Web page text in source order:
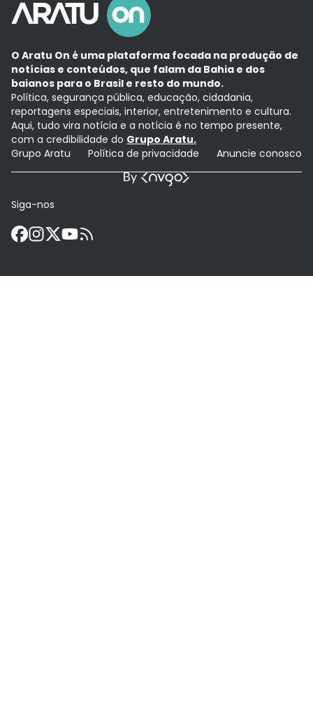
O Aratu On é uma plataforma focada na produção de
notícias e conteúdos, que falam da Bahia e dos
baianos para o Brasil e resto do mundo.
Política, segurança pública, educação, cidadania,
reportagens especiais, interior, entretenimento e cultura.
Aqui, tudo vira notícia e a notícia é no tempo presente,
com a credibilidade do Grupo Aratu.
Grupo Aratu
Política de privacidade Anuncie conosco
Siga-nos